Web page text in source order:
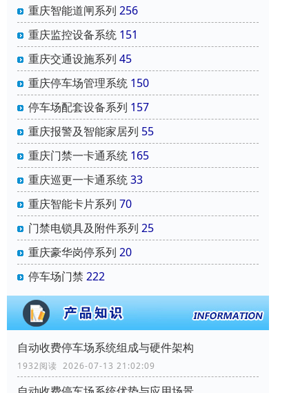
重庆智能道闸系列 256
重庆监控设备系统 151
重庆交通设施系列 45
重庆停车场管理系统 150
停车场配套设备系列 157
重庆报警及智能家居列 55
重庆门禁一卡通系统 165
重庆巡更一卡通系统33
重庆智能卡片系列 70
门禁电锁具及附件系列 25
重庆豪华岗停系列 20
停车场门禁 222
自动收费停车场系统组成与硬件架构
1932阅读 2026-07-13 21:02:09